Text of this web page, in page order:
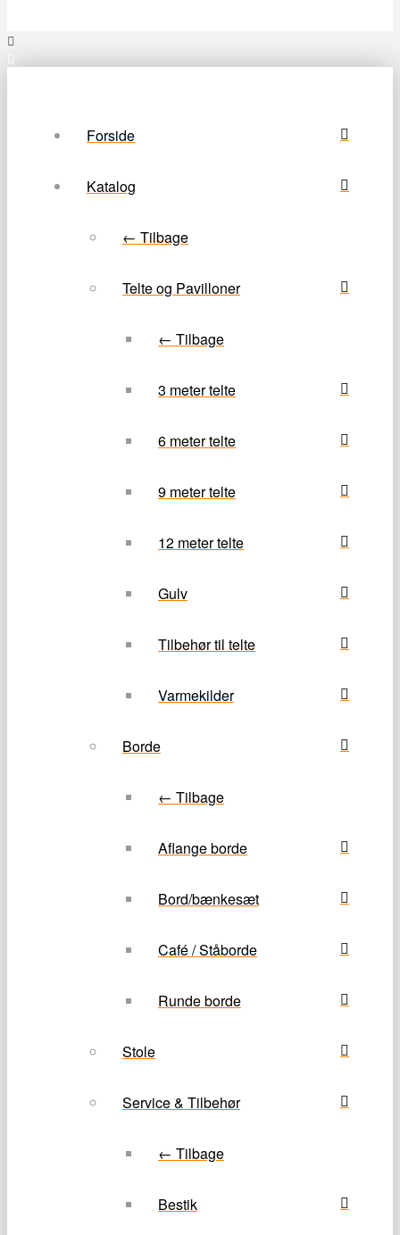
Forside
Katalog
← Tilbage
Telte og Pavilloner
← Tilbage
3 meter telte
6 meter telte
9 meter telte
12 meter telte
Gulv
Tilbehør til telte
Varmekilder
Borde
← Tilbage
Aflange borde
Bord/bænkesæt
Café / Ståborde
Runde borde
Stole
Service & Tilbehør
← Tilbage
Bestik